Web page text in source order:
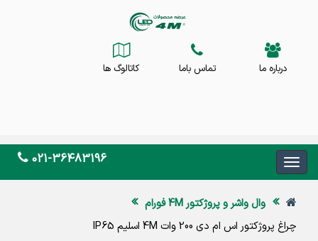
درباره ما تماس باما کاتالوگ ها
021-36483196
وال واشر و پروژکتور 4M فورام
چراغ پروژکتور اس ام دی 200 وات 4M اسلیم IP65